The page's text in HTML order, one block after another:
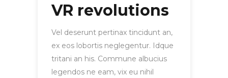
VR revolutions
Vel deserunt pertinax tincidunt an,
ex eos lobortis neglegentur. Idque
tritani an his. Commune albucius
legendos ne eam, vix eu nihil